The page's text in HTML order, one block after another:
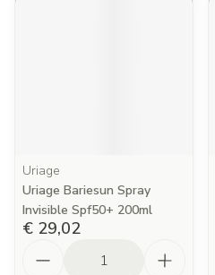
Uriage
Uriage Bariesun Spray
Invisible Spf50+ 200ml
€ 29,02